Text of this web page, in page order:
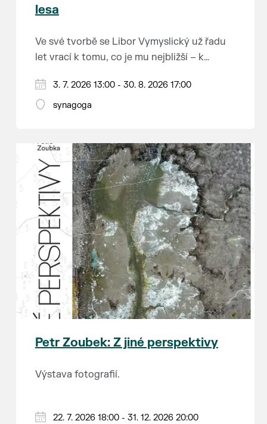
lesa
Ve své tvorbě se Libor Vymyslický už řadu
let vrací k tomu, co je mu nejbližší – k
krajině jižního Pomoraví. Jeho obrazy
zachycují místa, která možná dobře znáte z
nevšimneme.
3. 7. 2026 13:00 - 30. 8. 2026 17:00
synagoga
Petr Zoubek: Z jiné perspektivy
Výstava fotografií.
22. 7. 2026 18:00 - 31. 12. 2026 20:00